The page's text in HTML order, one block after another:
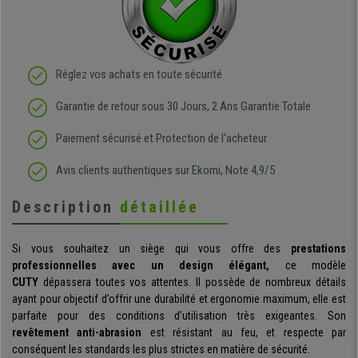
Réglez vos achats en toute sécurité
Garantie de retour sous 30 Jours, 2 Ans Garantie Totale
Paiement sécurisé et Protection de l'acheteur
Avis clients authentiques sur Ekomi, Note 4,9/5
Description détaillée
Si vous souhaitez un siège qui vous offre des prestations
professionnelles avec un design élégant, ce modèle
CUTY dépassera toutes vos attentes. Il possède de nombreux détails
ayant pour objectif d’offrir une durabilité et ergonomie maximum, elle est
parfaite pour des conditions d’utilisation très exigeantes. Son
revêtement anti-abrasion est résistant au feu, et respecte par
conséquent les standards les plus strictes en matière de sécurité.